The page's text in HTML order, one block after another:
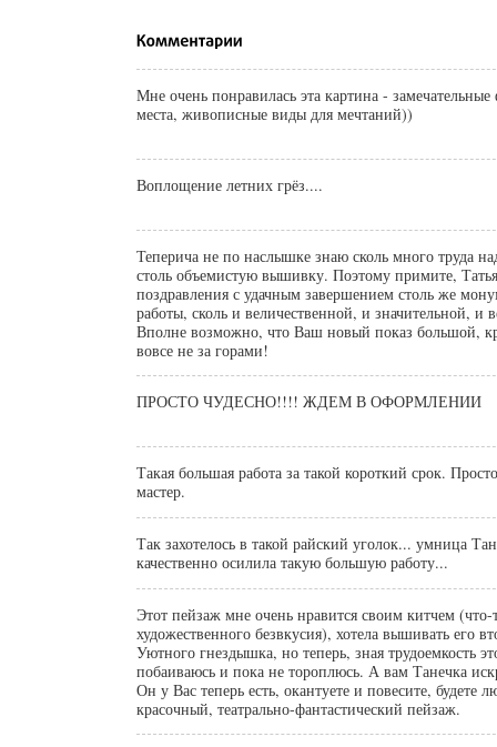
Мне очень понравилась эта картина -
места, живописные виды для мечтаний))
Воплощение летних грёз....
Теперича не по наслышке знаю сколь много труда
столь объемистую вышивку. Поэтому примите,
поздравления с удачным завершением столь же
работы, сколь и величественной, и значительной, и
Вполне возможно, что Ваш новый показ большой,
вовсе не за горами!
ПРОСТО ЧУДЕСНО!!!! ЖДЕМ В ОФОРМЛЕНИИ
Такая большая работа за такой короткий срок.
мастер.
Так захотелось в такой райский уголок... умница
качественно осилила такую большую работу...
Этот пейзаж мне очень нравится своим китчем (что-
художественного безвкусия), хотела вышивать его
Уютного гнездышка, но теперь, зная трудоемкость
побаиваюсь и пока не тороплюсь. А вам Танечка
Он у Вас теперь есть, окантуете и повесите, будете
красочный, театрально-фантастический пейзаж.